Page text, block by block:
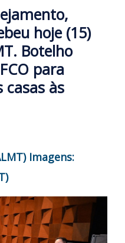
hoje (15)
Botelho
para
às
Imagens: